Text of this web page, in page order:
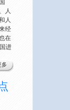
人
人
经
在
进
多